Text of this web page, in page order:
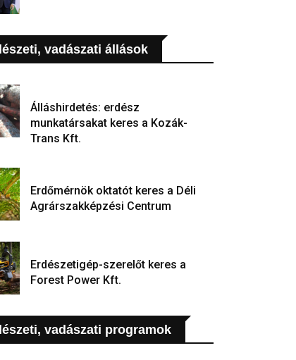
vadászati állások
Álláshirdetés: erdész
munkatársakat keres a Kozák-
Trans Kft.
Erdőmérnök oktatót keres a Déli
Agrárszakképzési Centrum
Erdészetigép-szerelőt keres a
Forest Power Kft.
vadászati programok